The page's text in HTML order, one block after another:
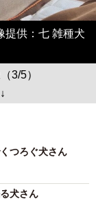
供：七 雑種犬
3/5）
つろぐ犬さん
犬さん